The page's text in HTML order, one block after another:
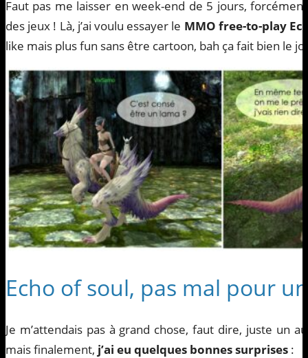
Faut pas me laisser en week-end de 5 jours,
des jeux ! Là, j’ai voulu essayer le MMO free-to-play
like mais plus fun sans être cartoon, bah ça fait bien le
Echo of soul, pas mal pour
Je m’attendais pas à grand chose, faut dire, juste un
mais finalement, j’ai eu quelques bonnes surprises :